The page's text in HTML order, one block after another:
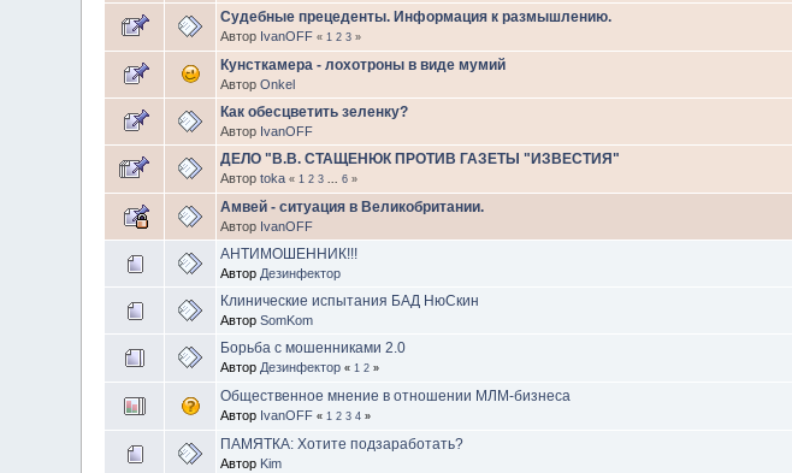
Судебные прецеденты. Информация к размышлению.
Автор IvanOFF «1 2 3 »
Кунсткамера - лохотроны в виде мумий
АвторOnkel
Как обесцветить зеленку?
Автор IvanOFF
ДЕЛО "В.В. СТАЩЕНЮК ПРОТИВ ГАЗЕТЫ "ИЗВЕСТИЯ"
Авторtoka «1 2 3 ...6 »
Амвей - ситуация в Великобритании.
Автор IvanOFF
АНТИМОШЕННИК!!!
Автор Дезинфектор
Клинические испытания БАД НюСкин
АвторSomKom
Борьба с мошенниками 2.0
Автор Дезинфектор «1 2 »
Общественное мнение в отношении МЛМ-бизнеса
Автор IvanOFF «1 2 3 4 »
ПАМЯТКА: Хотите подзаработать?
Автор Kim